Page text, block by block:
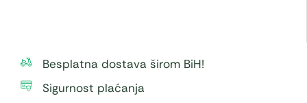
Besplatna dostava širom BiH!
Sigurnost plaćanja